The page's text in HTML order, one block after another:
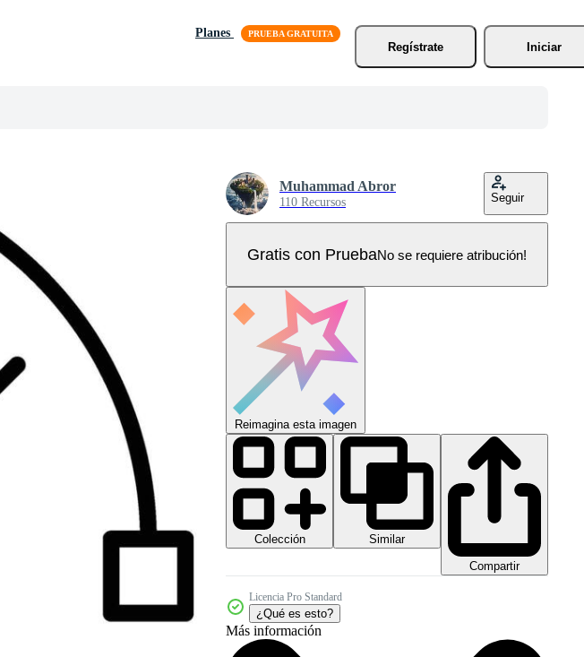
Planes
Regístrate
Iniciar
Muhammad Abror
110 Recursos Seguir
Gratis con PruebaNo se requiere atribución!
Reimagina esta imagen
Colección
Similar
Compartir
Licencia Pro Standard
¿Qué es esto?
Más información